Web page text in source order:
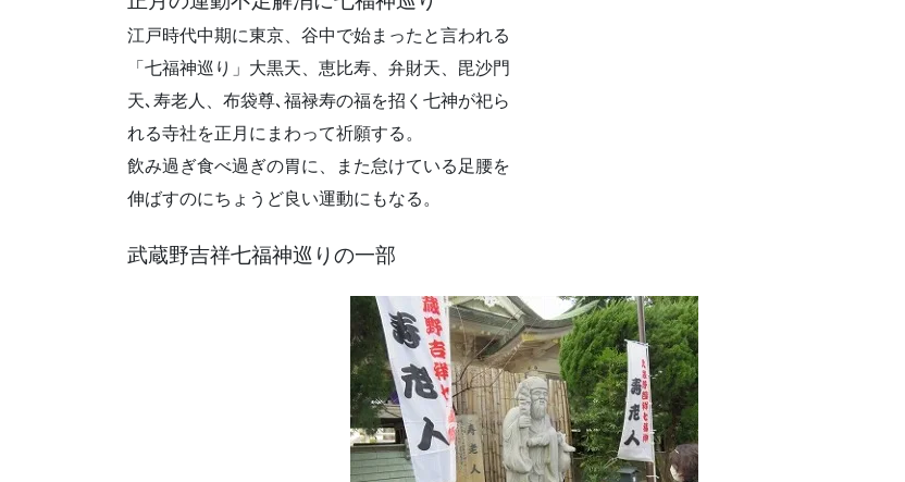
江戸時代中期に東京、谷中で始まったと言われる
「七福神巡り」大黒天、恵比寿、弁財天、毘沙門
天､寿老人、布袋尊､福禄寿の福を招く七神が祀ら
れる寺社を正月にまわって祈願する。
飲み過ぎ食べ過ぎの胃に、また怠けている足腰を
伸ばすのにちょうど良い運動にもなる。
武蔵野吉祥七福神巡りの一部